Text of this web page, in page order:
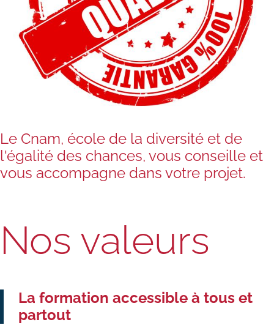
Le Cnam, école de la diversité et de
l'égalité des chances, vous conseille et
vous accompagne dans votre projet.
Nos valeurs
La formation accessible à tous et
partout